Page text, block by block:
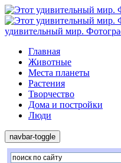
удивительный мир.
Главная
Животные
Места планеты
Растения
Творчество
Дома и постройки
Люди
navbar-toggle